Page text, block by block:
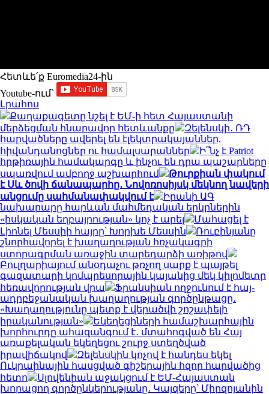
Հետևե՛ք Euromedia24-ին
Youtube-ում`
Լրահոս
Քաղաքագետը նշել է ԵՄ-ի հետ Հայաստանի
մերձեցման հնարավոր հետևանքը
Զելենսկի․ ՌԴ
հարվածները ավերել են էլեկտրակայաններ,
հիվանդանոցներ ու համալսարաններ
Ի՞նչ է Patriot
հրթիռային համակարգը և ինչու են դրա պաշարները
սպառվում ամբողջ աշխարհում
Թուրքիան փակում
է Սև ծովի ճանապարհը․ Նովոռոսիյսկ մեկնող նավերի
անցումը սահմանափակվում է
Իրանի ԱԳ
նախարարը հարևան մահմեդական երկրներին
«իսկական եղբայրության» կոչ է արել
Մահացել է
Լիոնել Մեսսիի հայրը՝ Խորխե Մեսսին
Ռուբինյանը
շնորհավորել է խաղաղության հռչակագրի
ստորագրման առաջին տարեդարձի առիթով
Բուլղարիայում անօդաչու թռչող սարք է պայթել
գազատարի կոմպրեսորային կայանից մեկ կիլոմետր
հեռավորության վրա
Ֆրանսիան ողջունում է հայ-
ադրբեջանական խաղաղության գործընթացը․
«Խաղաղությունը պետք է վերածվի շոշափելի
իրականության»
Եկեղեցիների համաշխարհային
խորհուրդը ահազանգում է․ մտահոգված են Հայ
առաքելական եկեղեցու շուրջ ստեղծված
իրավիճակով
Զելենսկին կոչով է հանդես եկել
Ուկրաինային հասցված գիշերային հզոր հարվածից
հետո
Սլովենիան աջակցում է ԵՄ-Հայաստան
խորացող գործընկերությանը․ Կայզերը՝ Միրզոյանին